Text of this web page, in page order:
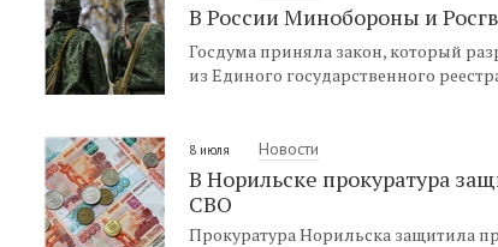
В России Минобороны и
Госдума приняла закон, который
из Единого государственного
8 июля Новости
В Норильске прокуратура
СВО
Прокуратура Норильска защитила